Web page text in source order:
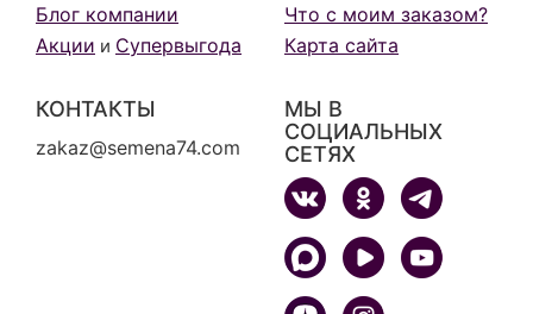
Блог компании
Акции и Супервыгода
Что с моим заказом?
Карта сайта
КОНТАКТЫ
zakaz@semena74.com
МЫ В
СОЦИАЛЬНЫХ
СЕТЯХ